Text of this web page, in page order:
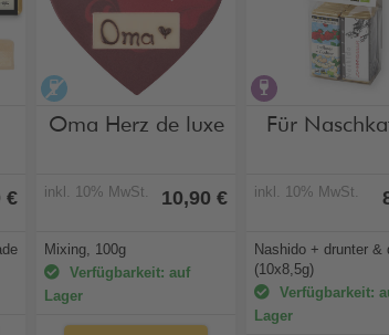
€
alkoholfrei
Oma Herz de luxe
inkl. 10% MwSt. 10,90 €
Mixing, 100g
Verfügbarkeit: auf
Lager
alkoholhaltig
Für
inkl. 10% MwSt.
Nashido + drunter &
(10x8,5g)
Verfügbarkeit:
Lager